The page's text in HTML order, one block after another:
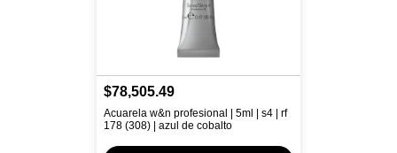
$78,505.49
Acuarela w&n profesional | 5ml | s4 | rf
178 (308) | azul de cobalto